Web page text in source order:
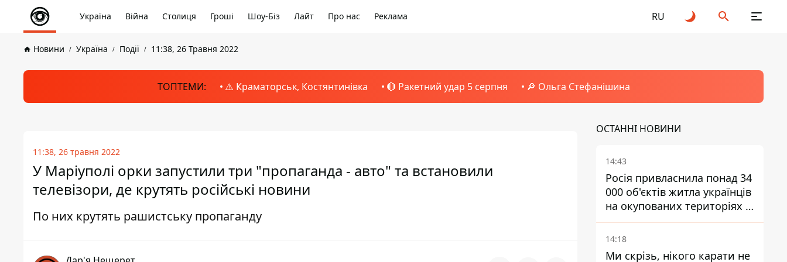
Україна Війна Столиця Гроші Шоу-Біз Лайт Про нас Реклама RU
Новини Україна Події 11:38, 26 Травня 2022
ТОПТЕМИ: ⚠️ Краматорськ, Костянтинівка 🔴 Ракетний удар 5 серпня 🔎 Ольга Стефанішина
11:38, 26 травня 2022
У Маріуполі орки запустили три "пропаганда - авто" та встановили
телевізори, де крутять російські новини
По них крутять рашистську пропаганду
ОСТАННІ НОВИНИ
14:43
Росія привласнила понад 34
000 об'єктів житла українців
на окупованих територіях -
розслідування BBC
14:18
Ми скрізь, нікого карати не